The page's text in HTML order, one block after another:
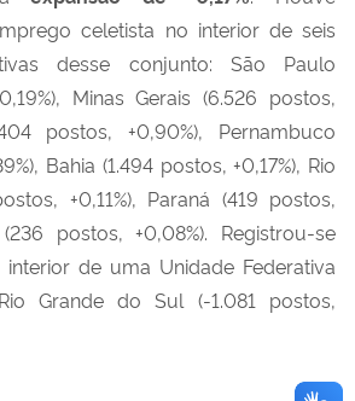
celetista no interior de seis
desse conjunto: São Paulo
Minas Gerais (6.526 postos,
postos, +0,90%), Pernambuco
Bahia (1.494 postos, +0,17%), Rio
+0,11%), Paraná (419 postos,
postos, +0,08%). Registrou-se
de uma Unidade Federativa
Grande do Sul (-1.081 postos,